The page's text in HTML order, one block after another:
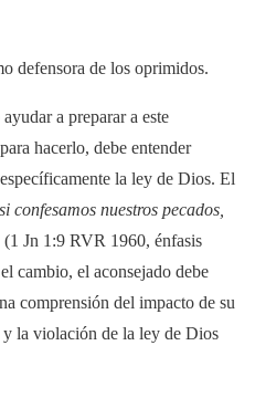
defensora de los oprimidos.
a preparar a este
hacerlo, debe entender
la ley de Dios. El
si confesamos nuestros pecados,
(1 Jn 1:9 RVR 1960, énfasis
cambio, el aconsejado debe
comprensión del impacto de su
y la violación de la ley de Dios